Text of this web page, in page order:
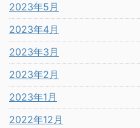
2023年5月
2023年4月
2023年3月
2023年2月
2023年1月
2022年12月